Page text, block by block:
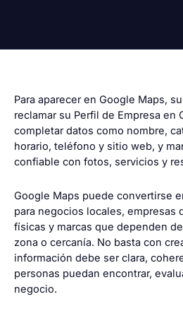
Para aparecer en Google Maps,
reclamar su Perfil de Empresa en
completar datos como nombre,
horario, teléfono y sitio web, y
confiable con fotos, servicios y
Google Maps puede convertirse
para negocios locales, empresas
físicas y marcas que dependen
zona o cercanía. No basta con
información debe ser clara,
personas puedan encontrar,
negocio.